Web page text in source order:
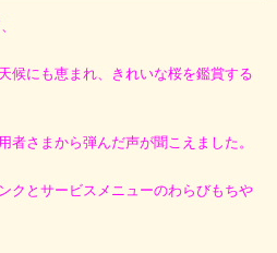
候にも恵まれ、きれいな桜を鑑賞する
者さまから弾んだ声が聞こえました。
クとサービスメニューのわらびもちや